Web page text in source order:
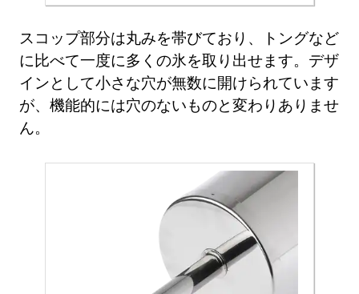
スコップ部分は丸みを帯びており、トングなど
に比べて一度に多くの氷を取り出せます。デザ
インとして小さな穴が無数に開けられています
が、機能的には穴のないものと変わりありませ
ん。